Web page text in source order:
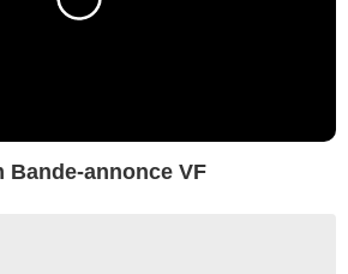
Bande-annonce VF